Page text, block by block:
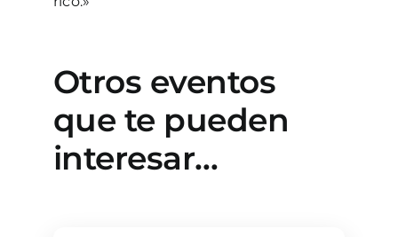
Otros eventos
que te pueden
interesar…